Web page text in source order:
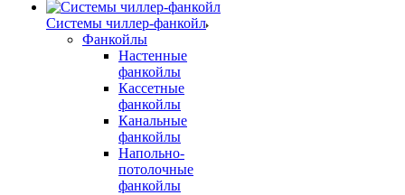
Системы чиллер-фанкойл
Фанкойлы
Настенные
фанкойлы
Кассетные
фанкойлы
Канальные
фанкойлы
Напольно-
потолочные
фанкойлы